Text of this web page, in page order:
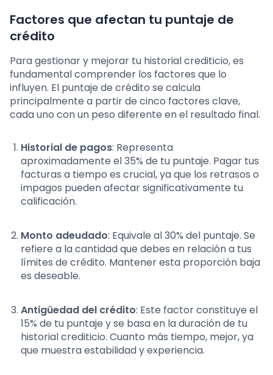
Factores que afectan tu puntaje de
crédito
Para gestionar y mejorar tu historial crediticio, es
fundamental comprender los factores que lo
influyen. El puntaje de crédito se calcula
principalmente a partir de cinco factores clave,
cada uno con un peso diferente en el resultado final.
Historial de pagos: Representa
aproximadamente el 35% de tu puntaje. Pagar tus
facturas a tiempo es crucial, ya que los retrasos o
impagos pueden afectar significativamente tu
calificación.
Monto adeudado: Equivale al 30% del puntaje. Se
refiere a la cantidad que debes en relación a tus
límites de crédito. Mantener esta proporción baja
es deseable.
Antigüedad del crédito: Este factor constituye el
15% de tu puntaje y se basa en la duración de tu
historial crediticio. Cuanto más tiempo, mejor, ya
que muestra estabilidad y experiencia.